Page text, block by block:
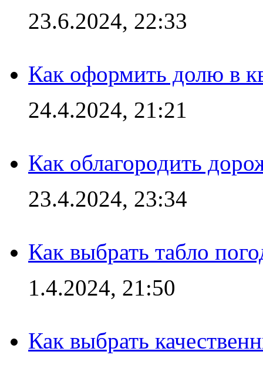
23.6.2024, 22:33
Как оформить долю в
24.4.2024, 21:21
Как облагородить
23.4.2024, 23:34
Как выбрать табло
1.4.2024, 21:50
Как выбрать